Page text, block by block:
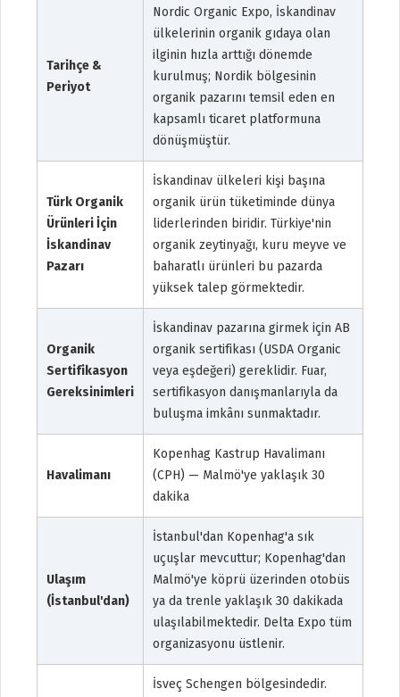
Tarihçe &
Periyot
Nordic Organic Expo, İskandinav
ülkelerinin organik gıdaya olan
ilginin hızla arttığı dönemde
kurulmuş; Nordik bölgesinin
organik pazarını temsil eden en
kapsamlı ticaret platformuna
dönüşmüştür.
Türk Organik
Ürünleri İçin
İskandinav
Pazarı
İskandinav ülkeleri kişi başına
organik ürün tüketiminde dünya
liderlerinden biridir. Türkiye'nin
organik zeytinyağı, kuru meyve ve
baharatlı ürünleri bu pazarda
yüksek talep görmektedir.
Organik
Sertifikasyon
Gereksinimleri
İskandinav pazarına girmek için AB
organik sertifikası (USDA Organic
veya eşdeğeri) gereklidir. Fuar,
sertifikasyon danışmanlarıyla da
buluşma imkânı sunmaktadır.
Havalimanı
Kopenhag Kastrup Havalimanı
(CPH) — Malmö'ye yaklaşık 30
dakika
Ulaşım
(İstanbul'dan)
İstanbul'dan Kopenhag'a sık
uçuşlar mevcuttur; Kopenhag'dan
Malmö'ye köprü üzerinden otobüs
ya da trenle yaklaşık 30 dakikada
ulaşılabilmektedir. Delta Expo tüm
organizasyonu üstlenir.
İsveç Schengen bölgesindedir.